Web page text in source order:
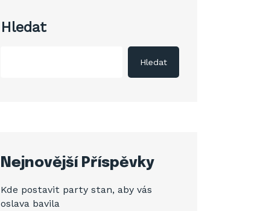
Hledat
Hledat
Nejnovější Příspěvky
Kde postavit party stan, aby vás
oslava bavila